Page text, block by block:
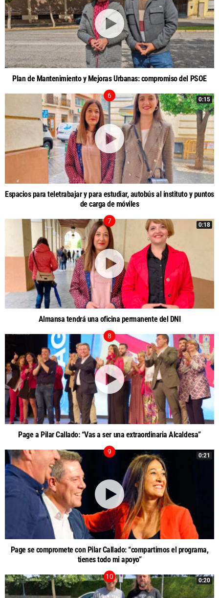
Plan de Mantenimiento y Mejoras Urbanas: compromiso del PSOE
0:15
Espacios para teletrabajar y para estudiar, autobús al instituto y puntos
de carga de móviles
0:18
Almansa tendrá una oficina permanente del DNI
Page a Pilar Callado: “Vas a ser una extraordinaria Alcaldesa”
0:21
Page se compromete con Pilar Callado: “compartimos el programa,
tienes todo mi apoyo”
0:20